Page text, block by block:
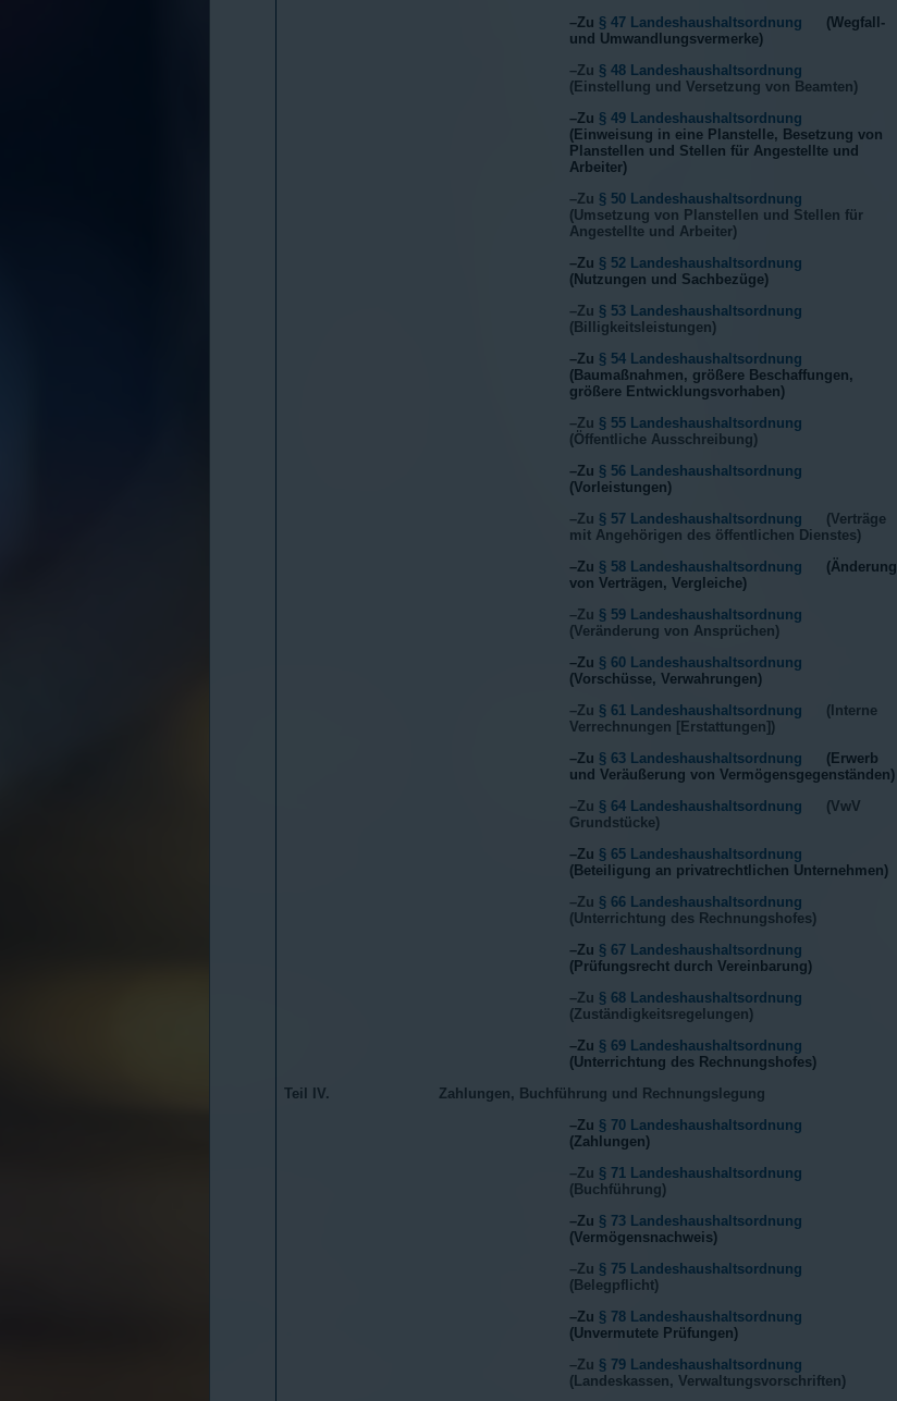
–Zu § 47 Landeshaushaltsordnung
(Wegfall-
und Umwandlungsvermerke)
–Zu § 48 Landeshaushaltsordnung
(Einstellung und Versetzung von Beamten)
–Zu § 49 Landeshaushaltsordnung
(Einweisung in eine Planstelle, Besetzung von
Planstellen und Stellen für Angestellte und
Arbeiter)
–Zu § 50 Landeshaushaltsordnung
(Umsetzung von Planstellen und Stellen für
Angestellte und Arbeiter)
–Zu § 52 Landeshaushaltsordnung
(Nutzungen und Sachbezüge)
–Zu § 53 Landeshaushaltsordnung
(Billigkeitsleistungen)
–Zu § 54 Landeshaushaltsordnung
(Baumaßnahmen, größere Beschaffungen,
größere Entwicklungsvorhaben)
–Zu § 55 Landeshaushaltsordnung
(Öffentliche Ausschreibung)
–Zu § 56 Landeshaushaltsordnung
(Vorleistungen)
–Zu § 57 Landeshaushaltsordnung
(Verträge
mit Angehörigen des öffentlichen Dienstes)
–Zu § 58 Landeshaushaltsordnung
(Änderung
von Verträgen, Vergleiche)
–Zu § 59 Landeshaushaltsordnung
(Veränderung von Ansprüchen)
–Zu § 60 Landeshaushaltsordnung
(Vorschüsse, Verwahrungen)
–Zu § 61 Landeshaushaltsordnung
(Interne
Verrechnungen [Erstattungen])
–Zu § 63 Landeshaushaltsordnung
(Erwerb
und Veräußerung von Vermögensgegenständen)
–Zu § 64 Landeshaushaltsordnung
(VwV
Grundstücke)
–Zu § 65 Landeshaushaltsordnung
(Beteiligung an privatrechtlichen Unternehmen)
–Zu § 66 Landeshaushaltsordnung
(Unterrichtung des Rechnungshofes)
–Zu § 67 Landeshaushaltsordnung
(Prüfungsrecht durch Vereinbarung)
–Zu § 68 Landeshaushaltsordnung
(Zuständigkeitsregelungen)
–Zu § 69 Landeshaushaltsordnung
(Unterrichtung des Rechnungshofes)
Teil IV.
Zahlungen, Buchführung und Rechnungslegung
–Zu § 70 Landeshaushaltsordnung
(Zahlungen)
–Zu § 71 Landeshaushaltsordnung
(Buchführung)
–Zu § 73 Landeshaushaltsordnung
(Vermögensnachweis)
–Zu § 75 Landeshaushaltsordnung
(Belegpflicht)
–Zu § 78 Landeshaushaltsordnung
(Unvermutete Prüfungen)
–Zu § 79 Landeshaushaltsordnung
(Landeskassen, Verwaltungsvorschriften)